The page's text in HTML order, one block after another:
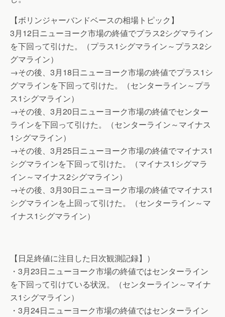
【ボリンジャーバンドベースの相場トピック】
3月12日ニューヨーク市場の終値でプラス2シグマライン
を下回って引けた。（プラス1シグマライン～プラス2シ
グマライン）
→その後、3月18日ニューヨーク市場の終値でプラス1シ
グマラインを下回って引けた。（センターライン～プラ
ス1シグマライン）
→その後、3月20日ニューヨーク市場の終値でセンター
ラインを下回って引けた。（センターライン～マイナス
1シグマライン）
→その後、3月25日ニューヨーク市場の終値でマイナス1
シグマラインを下回って引けた。（マイナス1シグマラ
イン～マイナス2シグマライン）
→その後、3月30日ニューヨーク市場の終値でマイナス1
シグマラインを上回って引けた。（センターライン～マ
イナス1シグマライン）
【日足終値に注目した日次観測記録】）
・3月23日ニューヨーク市場の終値ではセンターライン
を下回って引けている状況。（センターライン～マイナ
ス1シグマライン）
・3月24日ニューヨーク市場の終値ではセンターライン